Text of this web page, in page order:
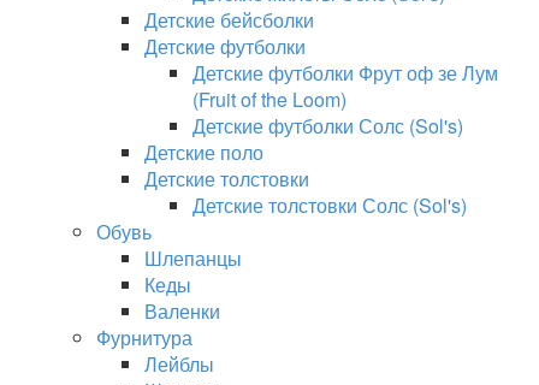
Детские бейсболки
Детские футболки
Детские футболки Фрут оф зе Лум
(Fruit of the Loom)
Детские футболки Солс (Sol's)
Детские поло
Детские толстовки
Детские толстовки Солс (Sol's)
Обувь
Шлепанцы
Кеды
Валенки
Фурнитура
Лейблы